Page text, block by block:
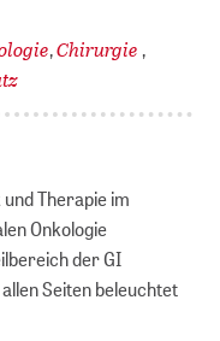
,Chirurgie ,
Therapie im
Onkologie
der GI
Seiten beleuchtet